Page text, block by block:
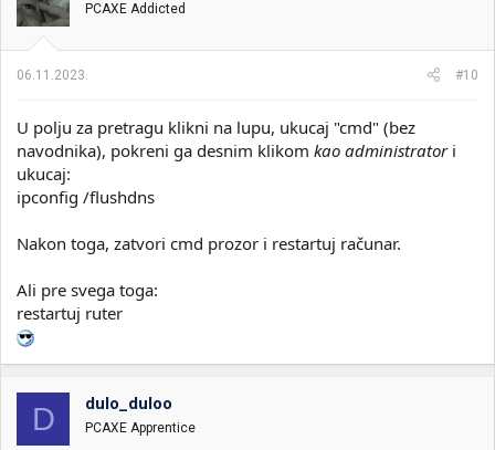
a
n
:
PCAXE Addicted
06.11.2023. #10
U polju za pretragu klikni na lupu, ukucaj "cmd" (bez
navodnika), pokreni ga desnim klikom kao administrator i
ukucaj:
ipconfig /flushdns
Nakon toga, zatvori cmd prozor i restartuj računar.
Ali pre svega toga:
restartuj ruter
D dulo_duloo
PCAXE Apprentice